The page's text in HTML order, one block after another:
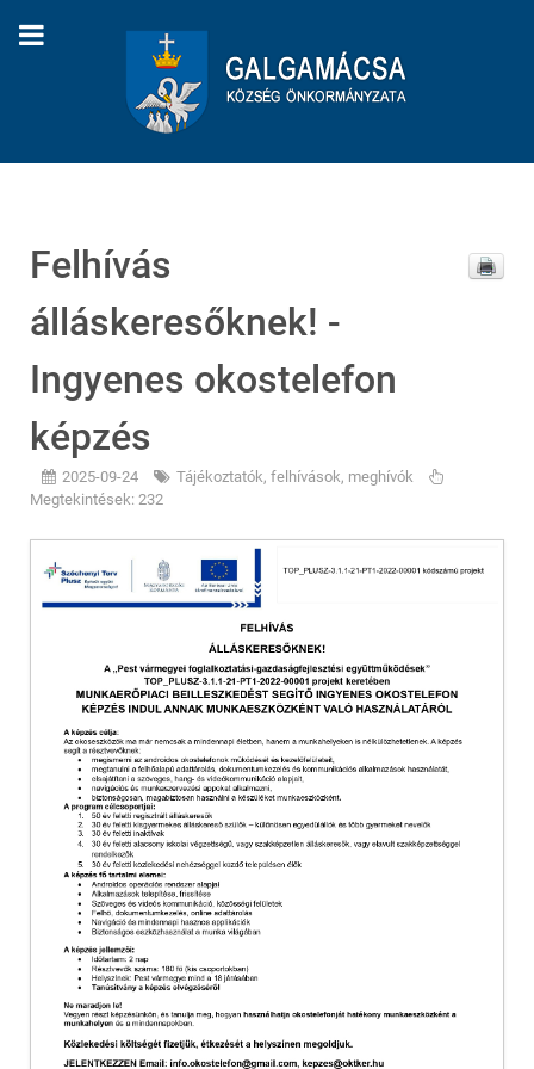
Felhívás
álláskeresőknek! -
Ingyenes okostelefon
képzés
2025-09-24
Tájékoztatók, felhívások, meghívók
Megtekintések: 232